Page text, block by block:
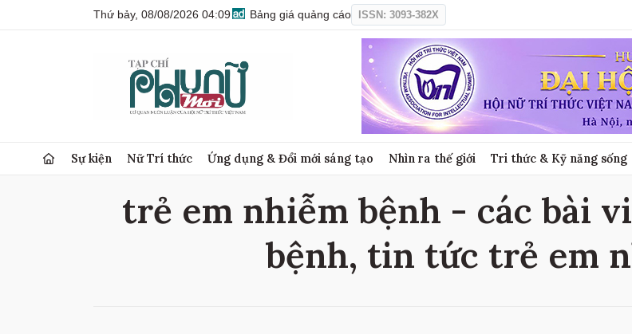
Thứ bảy, 08/08/2026 04:09 Bảng giá quảng cáo ISSN: 3093-382X
Sự kiện Nữ Trí thức Ứng dụng & Đổi mới sáng tạo Nhìn ra thế giới Tri thức & Kỹ năng sống
trẻ em nhiễm bệnh - các bài
bệnh, tin tức trẻ em